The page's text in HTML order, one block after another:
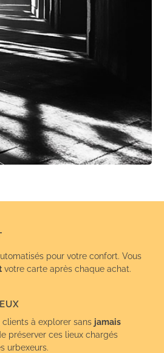
pour votre confort. Vous
votre carte après chaque achat.
à explorer sans jamais
préserver ces lieux chargés
urbexeurs.